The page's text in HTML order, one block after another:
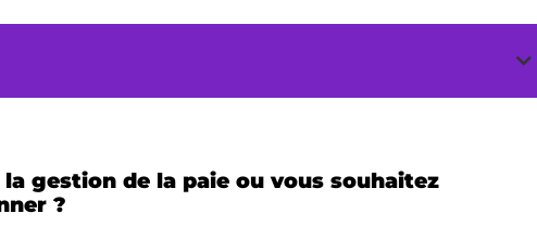
la gestion de la paie ou vous souhaitez
?